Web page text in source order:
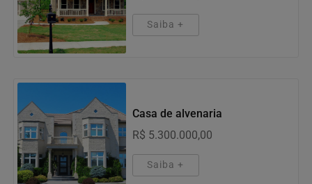
Saiba +
Casa de alvenaria
R$ 5.300.000,00
Saiba +